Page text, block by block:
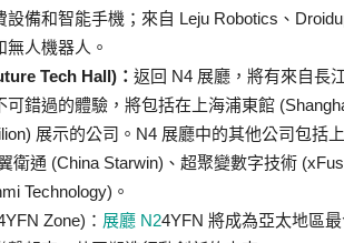
設備和智能手機；來自 Leju Robotics、
人機器人。
Tech Hall)： 返回 N4 展廳，將有來自長
可錯過的體驗，將包括在上海浦東館
展示的公司。N4 展廳中的其他公司包括
衛通 (China Starwin)、超聚變數字技術
Technology)。
Zone)： 展廳 N24YFN 將成為亞太地區